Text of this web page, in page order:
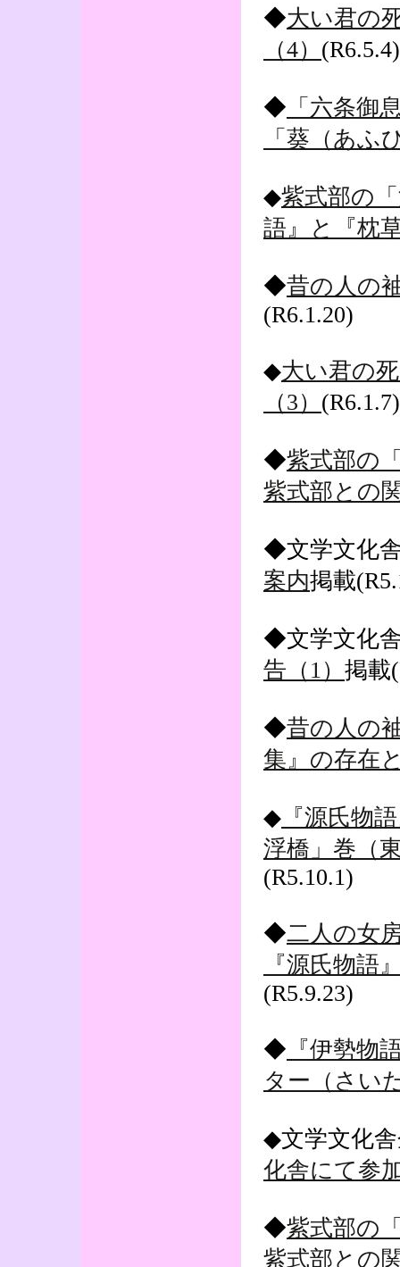
◆大い君の
（4） (R6.5.4)
◆ 「六条
「葵（あふ
◆紫式部の
語』と『枕
◆昔の人の
(R6.1.20)
◆大い君の
（3） (R6.1.7)
◆紫式部の
紫式部との
◆文学文化
案内掲載
◆文学文化
告（1） 掲載
◆昔の人の
集』の存在
◆ 『源氏物
浮橋」巻（
(R5.10.1)
◆二人の女
『源氏物語
(R5.9.23)
◆ 『伊勢物
ター（さい
◆文学文化
化舎にて参
◆紫式部の
紫式部との